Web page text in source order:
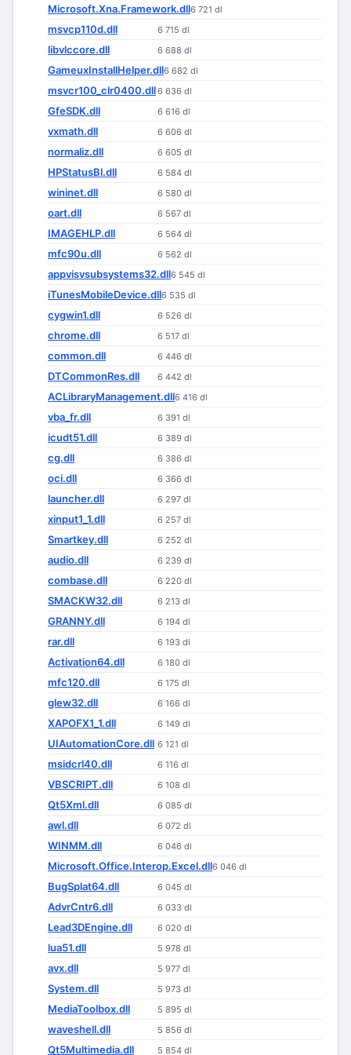
Microsoft.Xna.Framework.dll6 721 dl
msvcp110d.dll 6 715 dl
libvlccore.dll 6 688 dl
GameuxInstallHelper.dll6 682 dl
msvcr100_clr0400.dll6 636 dl
GfeSDK.dll 6 616 dl
vxmath.dll 6 606 dl
normaliz.dll 6 605 dl
HPStatusBl.dll 6 584 dl
wininet.dll 6 580 dl
oart.dll 6 567 dl
IMAGEHLP.dll 6 564 dl
mfc90u.dll 6 562 dl
appvisvsubsystems32.dll6 545 dl
iTunesMobileDevice.dll6 535 dl
cygwin1.dll 6 526 dl
chrome.dll 6 517 dl
common.dll 6 446 dl
DTCommonRes.dll 6 442 dl
ACLibraryManagement.dll6 416 dl
vba_fr.dll 6 391 dl
icudt51.dll 6 389 dl
cg.dll 6 386 dl
oci.dll 6 366 dl
launcher.dll 6 297 dl
xinput1_1.dll 6 257 dl
Smartkey.dll 6 252 dl
audio.dll 6 239 dl
combase.dll 6 220 dl
SMACKW32.dll 6 213 dl
GRANNY.dll 6 194 dl
rar.dll 6 193 dl
Activation64.dll 6 180 dl
mfc120.dll 6 175 dl
glew32.dll 6 166 dl
XAPOFX1_1.dll 6 149 dl
UIAutomationCore.dll 6 121 dl
msidcrl40.dll 6 116 dl
VBSCRIPT.dll 6 108 dl
Qt5Xml.dll 6 085 dl
awl.dll 6 072 dl
WINMM.dll 6 046 dl
Microsoft.Office.Interop.Excel.dll6 046 dl
BugSplat64.dll 6 045 dl
AdvrCntr6.dll 6 033 dl
Lead3DEngine.dll 6 020 dl
lua51.dll 5 978 dl
avx.dll 5 977 dl
System.dll 5 973 dl
MediaToolbox.dll 5 895 dl
waveshell.dll 5 856 dl
Qt5Multimedia.dll 5 854 dl